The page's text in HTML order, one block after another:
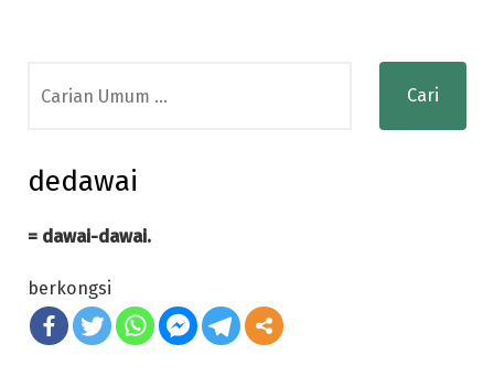
for:
dedawai
= dawai-dawai.
berkongsi